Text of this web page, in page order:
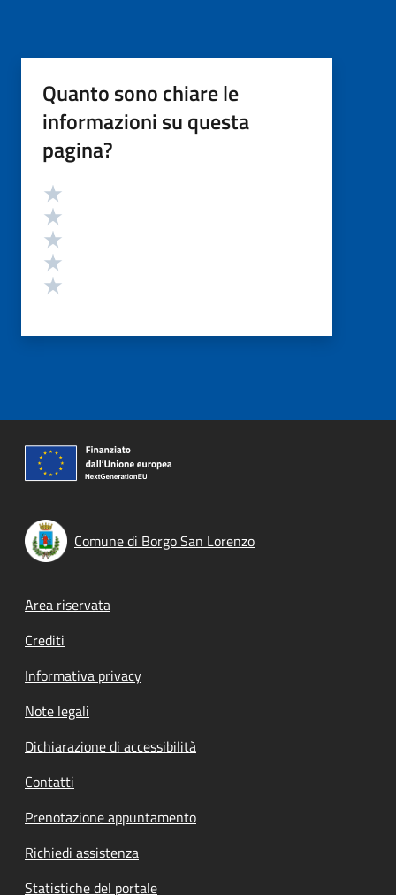
Quanto sono chiare le
informazioni su questa
pagina?
Valutazione
Comune di Borgo San Lorenzo
Footer menu
Area riservata
Crediti
Informativa privacy
Note legali
Dichiarazione di accessibilità
Contatti
Prenotazione appuntamento
Richiedi assistenza
Statistiche del portale